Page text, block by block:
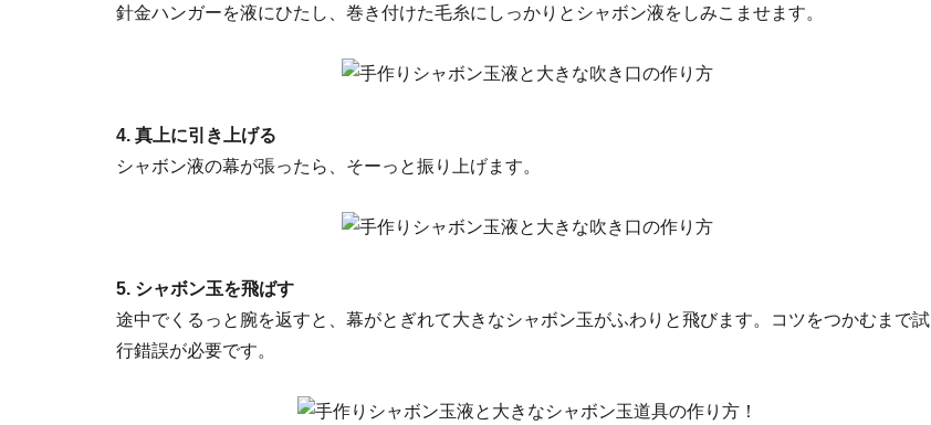
針金ハンガーを液にひたし、巻き付けた毛糸にしっかりとシャボン液をしみこませます。
4. 真上に引き上げる
シャボン液の幕が張ったら、そーっと振り上げます。
5. シャボン玉を飛ばす
途中でくるっと腕を返すと、幕がとぎれて大きなシャボン玉がふわりと飛びます。コツをつかむまで試
行錯誤が必要です。